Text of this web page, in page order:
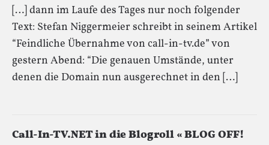
[…] dann im Laufe des Tages nur noch folgender
Text: Stefan Niggermeier schreibt in seinem Artikel
“Feindliche Übernahme von call-in-tv.de” von
gestern Abend: “Die genauen Umstände, unter
denen die Domain nun ausgerechnet in den […]
Call-In-TV.NET in die Blogroll « BLOG OFF!